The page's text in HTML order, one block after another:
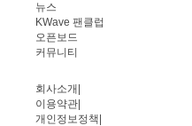
뉴스
KWave 팬클럽
오픈보드
커뮤니티
회사소개
이용약관
개인정보정책